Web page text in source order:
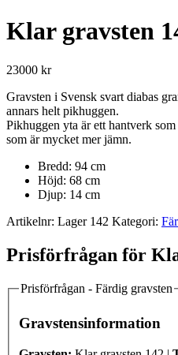
Klar gravsten
23000 kr
Gravsten i Svensk svart diabas
annars helt pikhuggen.
Pikhuggen yta är ett hantverk
som är mycket mer jämn.
Bredd: 94 cm
Höjd: 68 cm
Djup: 14 cm
Artikelnr: Lager 142 Kategori:
Prisförfrågan för
Prisförfrågan - Färdig gravsten
Gravstensinformation